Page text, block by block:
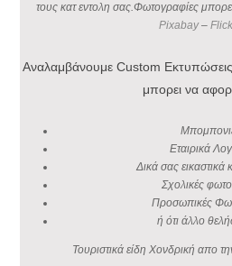
τους κατ εντολη σας.Φωτογραφίες
Pixabay–
Αναλαμβάνουμε Custom
μπορει να
Εταιρικά
Δικά σας εικαστικά
Σχολικές
Προσωπικές
ή ότι άλλο
Τουριστικά είδη Χονδρική απο